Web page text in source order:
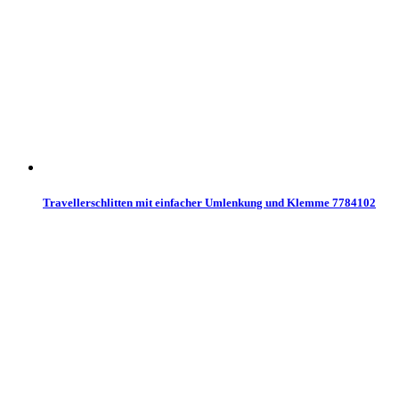
Travellerschlitten mit einfacher Umlenkung und Klemme 7784102